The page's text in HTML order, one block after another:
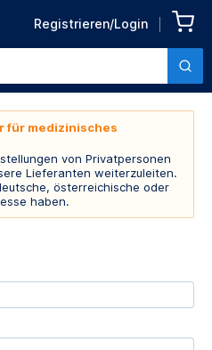
Registrieren/Login
für medizinisches
von Privatpersonen
Lieferanten weiterzuleiten.
österreichische oder
haben.